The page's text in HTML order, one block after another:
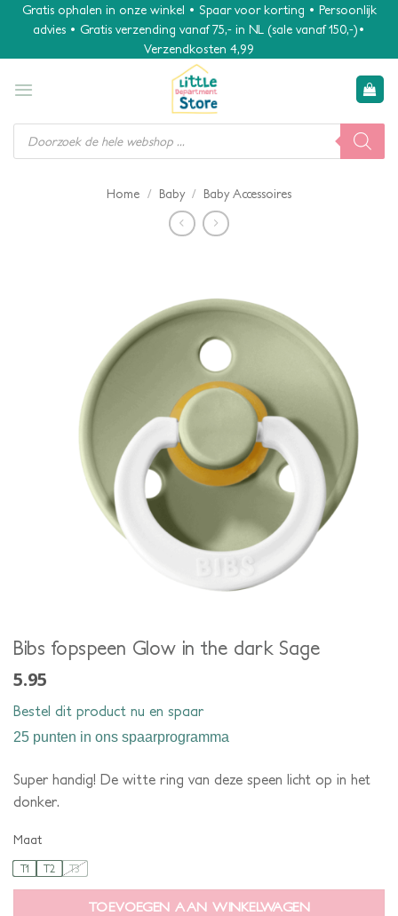
Gratis ophalen in onze winkel • Spaar voor korting • Persoonlijk
advies • Gratis verzending vanaf 75,- in NL (sale vanaf 150,-)•
Verzendkosten 4,99
Producten
zoeken
Home / Baby / Baby Accessoires
Bibs fopspeen Glow in the dark Sage
5.95
Bestel dit product nu en spaar
25 punten in ons spaarprogramma
Super handig! De witte ring van deze speen licht op in het
donker.
Maat
T1 T2 T3
TOEVOEGEN AAN WINKELWAGEN